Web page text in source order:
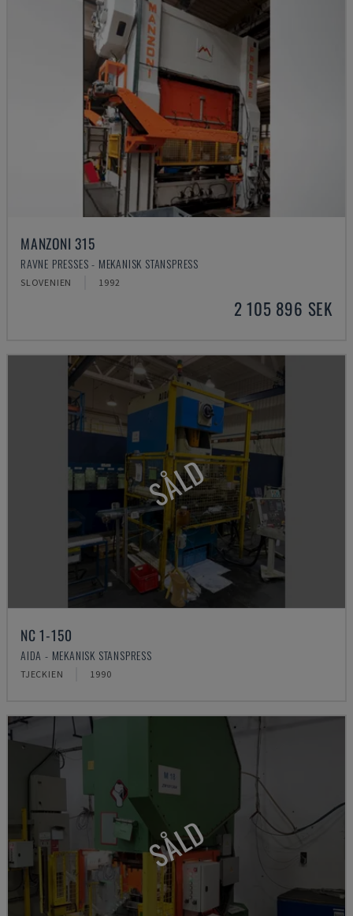
MANZONI 315
RAVNE PRESSES - MEKANISK STANSPRESS
SLOVENIEN 1992
2 105 896 SEK
SÅLD
NC 1-150
AIDA - MEKANISK STANSPRESS
TJECKIEN 1990
SÅLD